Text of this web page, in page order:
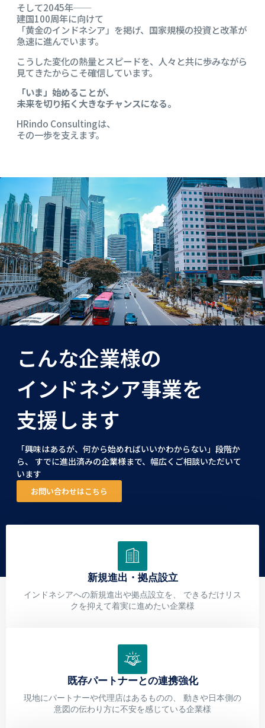
そして2045年──
建国100周年に向けて
「黄金のインドネシア」を掲げ、国家規模の投資と改革が
急速に進んでいます。
こうした変化の熱量とスピードを、人々と共に歩みながら
見てきたからこそ確信しています。
「いま」始めることが、
未来を切り拓く大きなチャンスになる。
HRindo Consultingは、
その一歩を支えます。
こんな企業様の
インドネシア事業を
支援します
「興味はあるが、何から始めればいいかわからない」段階か
ら、 すでに進出済みの企業様まで、幅広くご相談いただいて
います
お問い合わせはこちら
新規進出・拠点設立
インドネシアへの新規進出や拠点設立を、 できるだけリス
クを抑えて着実に進めたい企業様
既存パートナーとの連携強化
現地にパートナーや代理店はあるものの、 動きや日本側の
意図の伝わり方に不安を感じている企業様